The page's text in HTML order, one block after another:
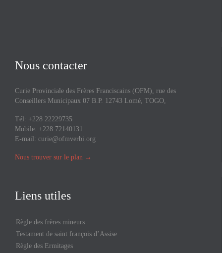
Nous contacter
Curie Provinciale des Frères Franciscains (OFM), rue des
Conseillers Municipaux 07 B.P. 12743 Lomé, TOGO,
Tél: +228 22229735
Mobile: +228 72140131
E-mail: curie@ofmverbi.org
Nous trouver sur le plan →
Liens utiles
Règle des frères mineurs
Testament de saint françois d’Assise
Règle des Ermitages